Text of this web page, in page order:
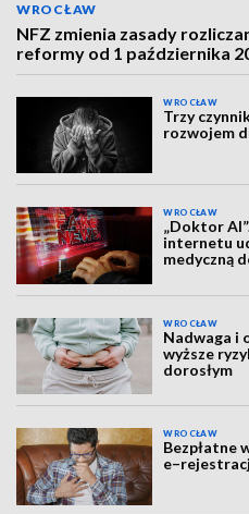
WROCŁAW
NFZ zmienia zasady
reformy od 1 października
WROCŁAW
Trzy
rozwojem
WROCŁAW
„Doktor
internetu
medyczną
WROCŁAW
Nadwaga i
wyższe
dorosłym
WROCŁAW
Bezpłatne